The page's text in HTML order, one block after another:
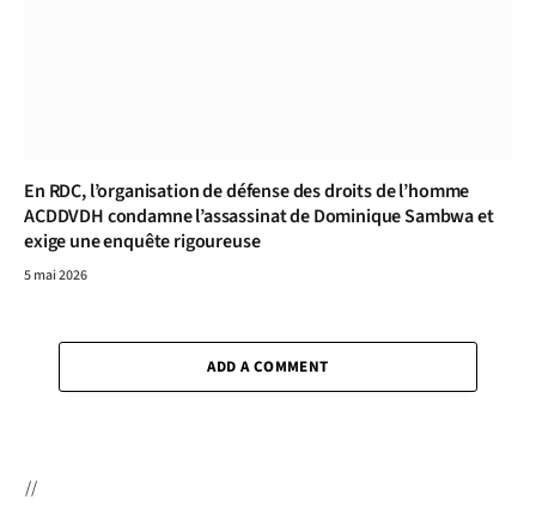
En RDC, l’organisation de défense des droits de l’homme
ACDDVDH condamne l’assassinat de Dominique Sambwa et
exige une enquête rigoureuse
5 mai 2026
ADD A COMMENT
//